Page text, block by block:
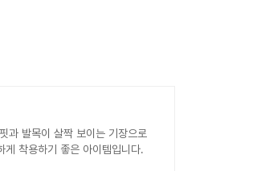
과 발목이 살짝 보이는 기장으로
착용하기 좋은 아이템입니다.